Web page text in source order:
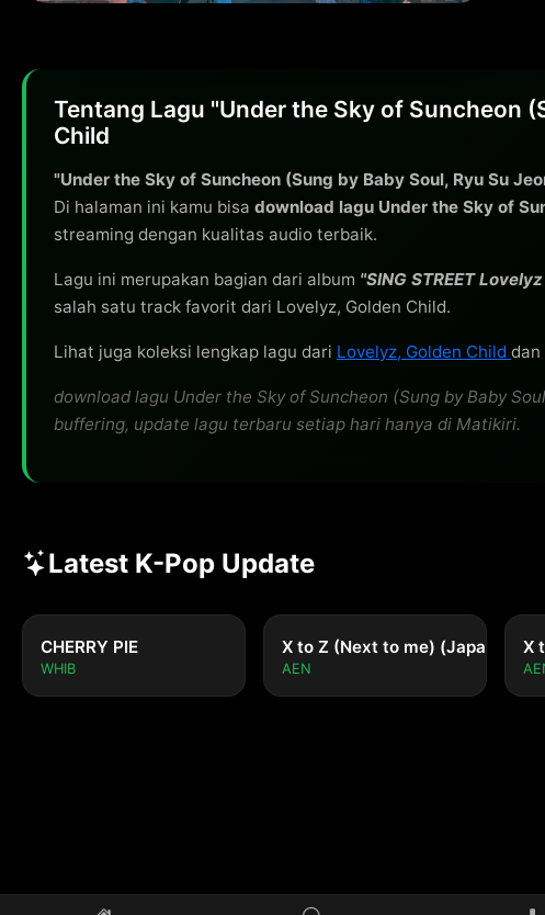
Tentang Lagu "Under the Sky of Suncheon
Child
"Under the Sky of Suncheon (Sung by Baby Soul, Ryu Su
Di halaman ini kamu bisa download lagu Under the Sky of
streaming dengan kualitas audio terbaik.
Lagu ini merupakan bagian dari album "SING STREET
salah satu track favorit dari Lovelyz, Golden Child.
Lihat juga koleksi lengkap lagu dari Lovelyz, Golden Child dan
download lagu Under the Sky of Suncheon (Sung by Baby
buffering, update lagu terbaru setiap hari hanya di Matikiri.
Latest K-Pop Update
CHERRY PIE
WHIB
X to Z (Next to me) (Japanese
AEN
X